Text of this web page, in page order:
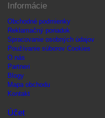
Informácie
Obchodné podmienky
Reklamačný poriadok
Spracovanie osobných údajov
Používanie súborov Cookies
O nás
Partneri
Blogy
Mapa obchodu
Kontakt
Účet